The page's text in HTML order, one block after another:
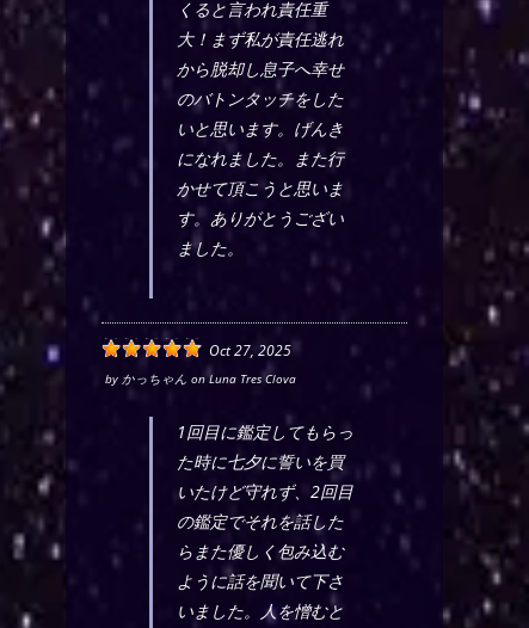
くると言われ責任重
大！まず私が責任逃れ
から脱却し息子へ幸せ
のバトンタッチをした
いと思います。げんき
になれました。また行
かせて頂こうと思いま
す。ありがとうござい
ました。
Oct 27, 2025
by かっちゃん onLuna Tres Clova
1回目に鑑定してもらっ
た時に七夕に誓いを買
いたけど守れず、2回目
の鑑定でそれを話した
らまた優しく包み込む
ように話を聞いて下さ
いました。人を憎むと